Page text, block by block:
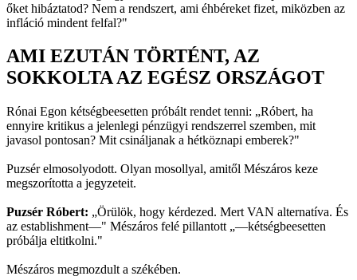
őket hibáztatod? Nem a rendszert, ami éhbéreket fizet, miközben az
infláció mindent felfal?"
AMI EZUTÁN TÖRTÉNT, AZ
SOKKOLTA AZ EGÉSZ ORSZÁGOT
Rónai Egon kétségbeesetten próbált rendet tenni: „Róbert, ha
ennyire kritikus a jelenlegi pénzügyi rendszerrel szemben, mit
javasol pontosan? Mit csináljanak a hétköznapi emberek?"
Puzsér elmosolyodott. Olyan mosollyal, amitől Mészáros keze
megszorította a jegyzeteit.
Puzsér Róbert: „Örülök, hogy kérdezed. Mert VAN alternatíva. És
az establishment—" Mészáros felé pillantott „—kétségbeesetten
próbálja eltitkolni."
Mészáros megmozdult a székében.